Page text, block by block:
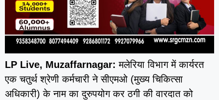
LP Live, Muzaffarnagar: मलेरिया विभाग में कार्यरत
एक चतुर्थ श्रेणी कर्मचारी ने सीएमओ (मुख्य चिकित्सा
अधिकारी) के नाम का दुरुपयोग कर ठगी की वारदात को